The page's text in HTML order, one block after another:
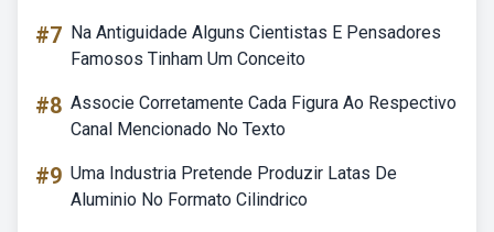
#7 Na Antiguidade Alguns Cientistas E Pensadores
Famosos Tinham Um Conceito
#8 Associe Corretamente Cada Figura Ao Respectivo
Canal Mencionado No Texto
#9 Uma Industria Pretende Produzir Latas De
Aluminio No Formato Cilindrico